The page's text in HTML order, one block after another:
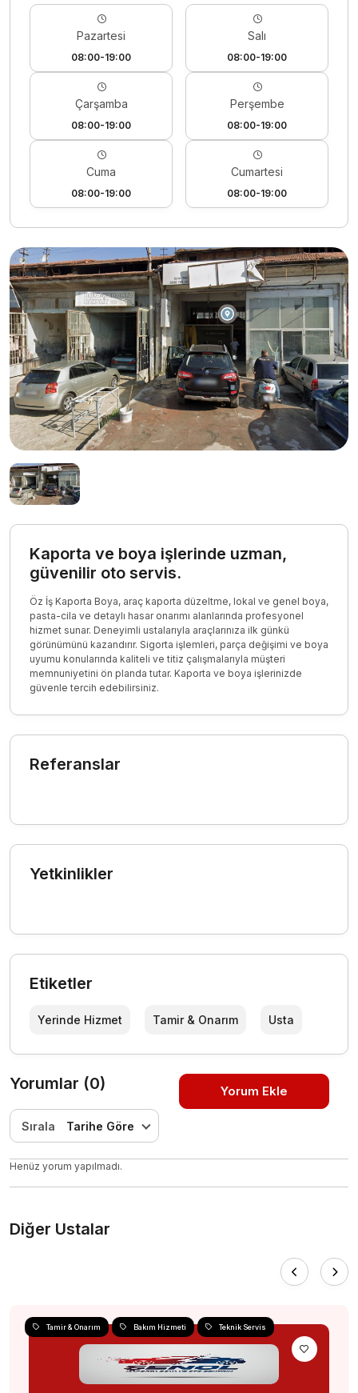
Pazartesi
08:00-19:00
Salı
08:00-19:00
Çarşamba
08:00-19:00
Perşembe
08:00-19:00
Cuma
08:00-19:00
Cumartesi
08:00-19:00
Kaporta ve boya işlerinde uzman,
güvenilir oto servis.
Öz İş Kaporta Boya, araç kaporta düzeltme, lokal ve genel boya,
pasta-cila ve detaylı hasar onarımı alanlarında profesyonel
hizmet sunar. Deneyimli ustalarıyla araçlarınıza ilk günkü
görünümünü kazandırır. Sigorta işlemleri, parça değişimi ve boya
uyumu konularında kaliteli ve titiz çalışmalarıyla müşteri
memnuniyetini ön planda tutar. Kaporta ve boya işlerinizde
güvenle tercih edebilirsiniz.
Referanslar
Yetkinlikler
Etiketler
Yerinde Hizmet Tamir & Onarım Usta
Yorumlar (0) Yorum Ekle
Sırala Tarihe Göre
Henüz yorum yapılmadı.
Diğer Ustalar
Tamir & Onarım Bakım Hizmeti Teknik Servis